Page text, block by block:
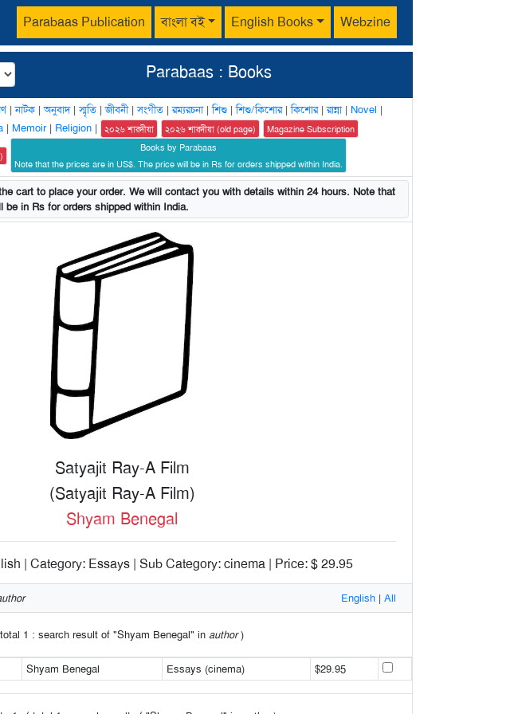
Parabaas Publication বাংলা বই English Books Webzine
Parabaas : Books
|নাটক |অনুবাদ|স্মৃতি |জীবনী|সংগীত |রম্যরচনা|শিশু |শিশু/কিশোর|কিশোর|রান্না| Novel |
| Memoir| Religion | ২০২৬ শারদীয়া ২০২৬ শারদীয়া (old page) Magazine Subscription
Books by Parabaas
Note that the prices are in US$. The price will be in Rs for orders shipped within India.
cart to place your order. We will contact you with details within 24 hours. Note that
in Rs for orders shipped within India.
Satyajit Ray-A Film
(Satyajit Ray-A Film)
Shyam Benegal
| Category: Essays | Sub Category: cinema | Price: $ 29.95
English | All
1 : search result of "Shyam Benegal" in author)
Shyam Benegal Essays (cinema) $29.95